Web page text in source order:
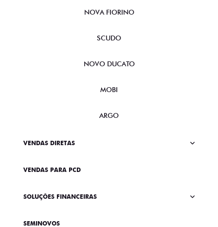
NOVA FIORINO
SCUDO
NOVO DUCATO
MOBI
ARGO
VENDAS DIRETAS
VENDAS PARA PCD
SOLUÇÕES FINANCEIRAS
SEMINOVOS